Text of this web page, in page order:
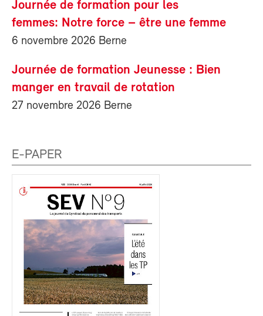
Journée de formation pour les
femmes: Notre force – être une femme
6 novembre 2026 Berne
Journée de formation Jeunesse : Bien
manger en travail de rotation
27 novembre 2026 Berne
E-PAPER